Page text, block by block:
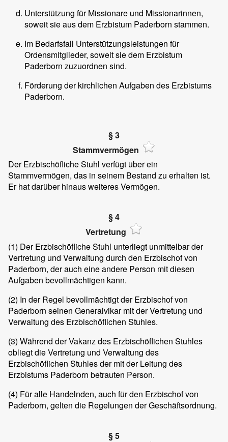
Unterstützung für Missionare und Missionarinnen,
soweit sie aus dem Erzbistum Paderborn stammen.
Im Bedarfsfall Unterstützungsleistungen für
Ordensmitglieder, soweit sie dem Erzbistum
Paderborn zuzuordnen sind.
Förderung der kirchlichen Aufgaben des Erzbistums
Paderborn.
§ 3
Stammvermögen
Der Erzbischöfliche Stuhl verfügt über ein
Stammvermögen, das in seinem Bestand zu erhalten ist.
Er hat darüber hinaus weiteres Vermögen.
§ 4
Vertretung
(1) Der Erzbischöfliche Stuhl unterliegt unmittelbar der
Vertretung und Verwaltung durch den Erzbischof von
Paderborn, der auch eine andere Person mit diesen
Aufgaben bevollmächtigen kann.
(2) In der Regel bevollmächtigt der Erzbischof von
Paderborn seinen Generalvikar mit der Vertretung und
Verwaltung des Erzbischöflichen Stuhles.
(3) Während der Vakanz des Erzbischöflichen Stuhles
obliegt die Vertretung und Verwaltung des
Erzbischöflichen Stuhles der mit der Leitung des
Erzbistums Paderborn betrauten Person.
(4) Für alle Handelnden, auch für den Erzbischof von
Paderborn, gelten die Regelungen der Geschäftsordnung.
§ 5